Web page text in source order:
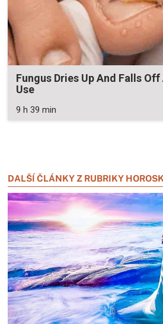
Fungus Dries Up And Falls
Use
9 h 39 min
DALŠÍ ČLÁNKY Z RUBRIKY